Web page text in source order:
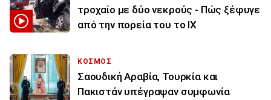
τροχαίο με δύο νεκρούς - Πώς ξέφυγε
από την πορεία του το ΙΧ
ΚΟΣΜΟΣ
Σαουδική Αραβία, Τουρκία και
Πακιστάν υπέγραψαν συμφωνία